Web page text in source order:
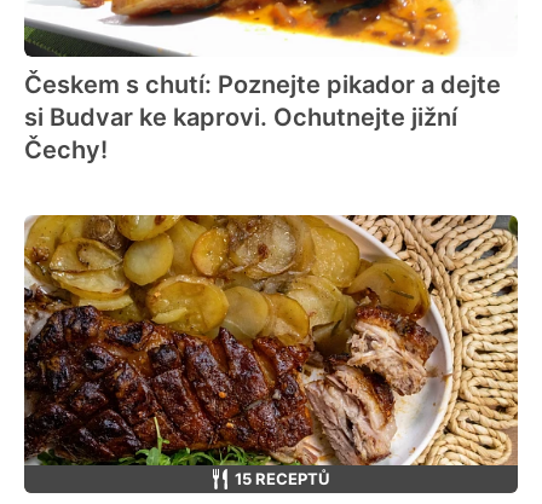
Českem s chutí: Poznejte pikador a dejte
si Budvar ke kaprovi. Ochutnejte jižní
Čechy!
15 RECEPTŮ